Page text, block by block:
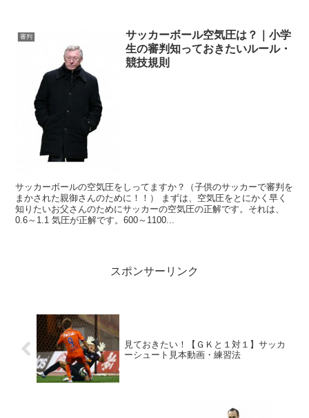
審判
サッカーボール空気圧は？｜小学
生の審判知っておきたいルール・
競技規則
サッカーボールの空気圧をしってますか？（子供のサッカーで審判を
まかされた親御さんのために！！） まずは、空気圧をとにかく早く
知りたいお父さんのためにサッカーの空気圧の正解です。それは、
0.6～1.1 気圧が正解です。600～1100...
スポンサーリンク
見ておきたい！【ＧＫと１対１】サッカ
ーシュート見本動画・練習法